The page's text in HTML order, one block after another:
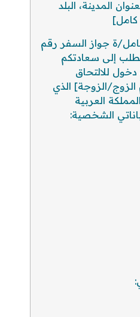
المدينة، البلد
كامل]
ة جواز السفر رقم
إلى سعادتكم
للالتحاق
الزوجة] الذي
العربية
الشخصية: